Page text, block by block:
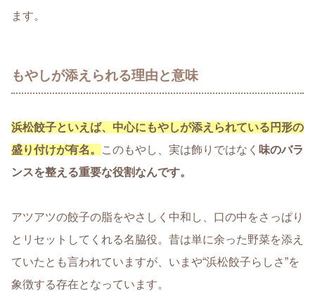
ます。
もやしが添えられる理由と意味
浜松餃子といえば、中心にもやしが添えられている円形の
盛り付けが有名。
このもやし、実は飾りではなく 味のバラ
ンスを整える重要な役割なんです。
アツアツの餃子の脂をやさしく中和し、口の中をさっぱり
とリセットしてくれる名脇役。昔は単に余った野菜を添え
ていたとも言われていますが、いまや“浜松餃子らしさ”を
象徴する存在となっています。